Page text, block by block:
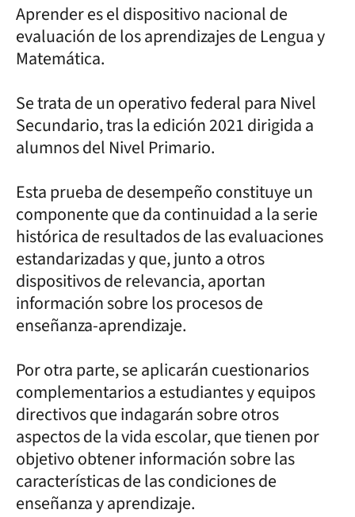
Aprender es el dispositivo nacional de
evaluación de los aprendizajes de Lengua y
Matemática.
Se trata de un operativo federal para Nivel
Secundario, tras la edición 2021 dirigida a
alumnos del Nivel Primario.
Esta prueba de desempeño constituye un
componente que da continuidad a la serie
histórica de resultados de las evaluaciones
estandarizadas y que, junto a otros
dispositivos de relevancia, aportan
información sobre los procesos de
enseñanza-aprendizaje.
Por otra parte, se aplicarán cuestionarios
complementarios a estudiantes y equipos
directivos que indagarán sobre otros
aspectos de la vida escolar, que tienen por
objetivo obtener información sobre las
características de las condiciones de
enseñanza y aprendizaje.